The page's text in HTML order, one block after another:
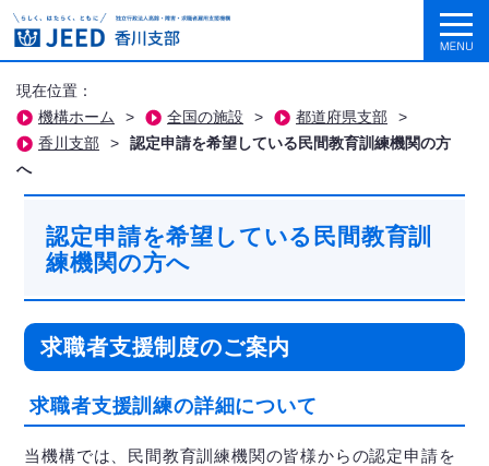
現在位置：
機構ホーム
> 全国の施設 > 都道府県支部
>
香川支部
>
認定申請を希望している民間教育訓練機関の方
へ
認定申請を希望している民間教育訓
練機関の方へ
求職者支援制度のご案内
求職者支援訓練の詳細について
当機構では、民間教育訓練機関の皆様からの認定申請を